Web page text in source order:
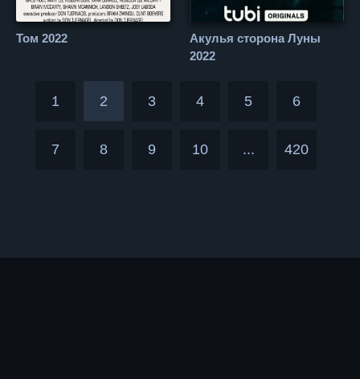
Том 2022
Акулья сторона Луны
2022
1 2 3 4 5 6
7 8 9 10 ... 420